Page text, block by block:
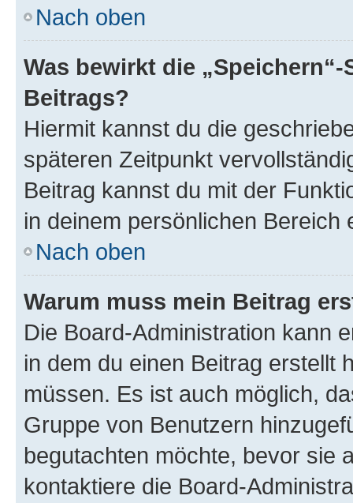
Nach oben
Was bewirkt die
Beitrags?
Hiermit kannst du die
späteren Zeitpunkt
Beitrag kannst du mit der
in deinem persönlichen Bereich
Nach oben
Warum muss mein Beitrag
Die Board-Administration kann
in dem du einen Beitrag erstellt
müssen. Es ist auch möglich,
Gruppe von Benutzern
begutachten möchte, bevor sie
kontaktiere die Board-